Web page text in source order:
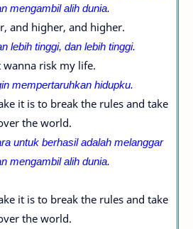
mengambil alih dunia.
and higher, and higher.
lebih tinggi, dan lebih tinggi.
risk my life.
mempertaruhkan hidupku.
it is to break the rules and take
the world.
untuk berhasil adalah melanggar
mengambil alih dunia.
it is to break the rules and take
the world.